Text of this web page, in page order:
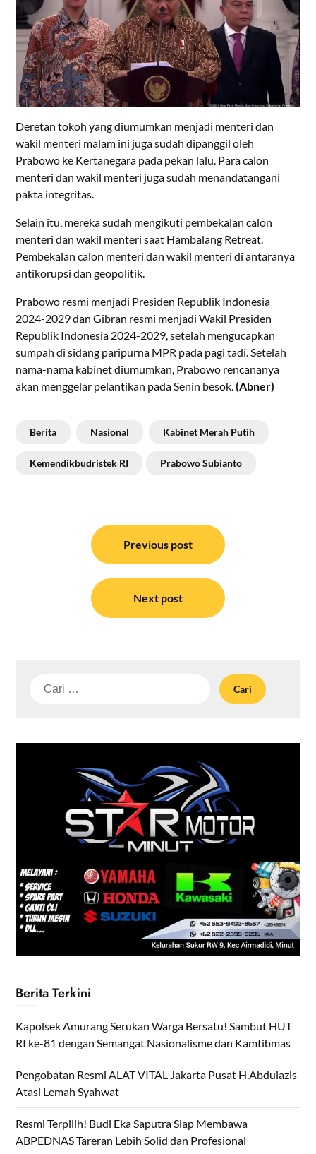
Deretan tokoh yang diumumkan menjadi menteri dan
wakil menteri malam ini juga sudah dipanggil oleh
Prabowo ke Kertanegara pada pekan lalu. Para calon
menteri dan wakil menteri juga sudah menandatangani
pakta integritas.
Selain itu, mereka sudah mengikuti pembekalan calon
menteri dan wakil menteri saat Hambalang Retreat.
Pembekalan calon menteri dan wakil menteri di antaranya
antikorupsi dan geopolitik.
Prabowo resmi menjadi Presiden Republik Indonesia
2024-2029 dan Gibran resmi menjadi Wakil Presiden
Republik Indonesia 2024-2029, setelah mengucapkan
sumpah di sidang paripurna MPR pada pagi tadi. Setelah
nama-nama kabinet diumumkan, Prabowo rencananya
akan menggelar pelantikan pada Senin besok.(Abner)
Berita Nasional Kabinet Merah Putih
Kemendikbudristek RI Prabowo Subianto
Previous post
Next post
Cari
Berita Terkini
Kapolsek Amurang Serukan Warga Bersatu! Sambut HUT
RI ke-81 dengan Semangat Nasionalisme dan Kamtibmas
Pengobatan Resmi ALAT VITAL Jakarta Pusat H.Abdulazis
Atasi Lemah Syahwat
Resmi Terpilih! Budi Eka Saputra Siap Membawa
ABPEDNAS Tareran Lebih Solid dan Profesional